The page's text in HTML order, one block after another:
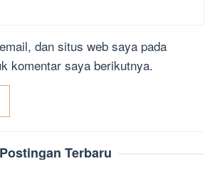
dan situs web saya pada
komentar saya berikutnya.
Postingan Terbaru